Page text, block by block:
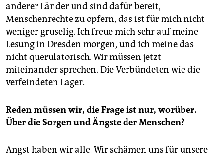
anderer Länder und sind dafür bereit,
Menschenrechte zu opfern, das ist für mich nicht
weniger gruselig. Ich freue mich sehr auf meine
Lesung in Dresden morgen, und ich meine das
nicht querulatorisch. Wir müssen jetzt
miteinander sprechen. Die Verbündeten wie die
verfeindeten Lager.
Reden müssen wir, die Frage ist nur, worüber.
Über die Sorgen und Ängste der Menschen?
Angst haben wir alle. Wir schämen uns für unsere